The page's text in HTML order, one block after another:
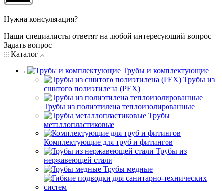
Нужна консультация?
Наши специалисты ответят на любой интересующий вопрос
Задать вопрос
Каталог
Трубы и комплектующие
Трубы из
сшитого полиэтилена (PEX)
Трубы из полиэтилена теплоизолированные
Трубы
металлопластиковые
Комплектующие для труб и фитингов
Трубы из
нержавеющей стали
Трубы медные